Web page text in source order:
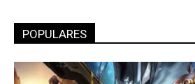
POPULARES